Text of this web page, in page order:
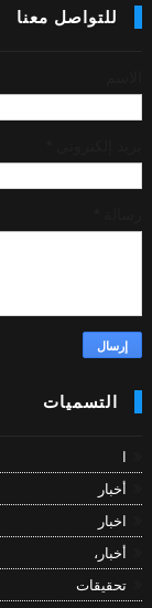
للتواصل معنا
التسميات
أخبار
اخبار
أخبار،
تحقيقات